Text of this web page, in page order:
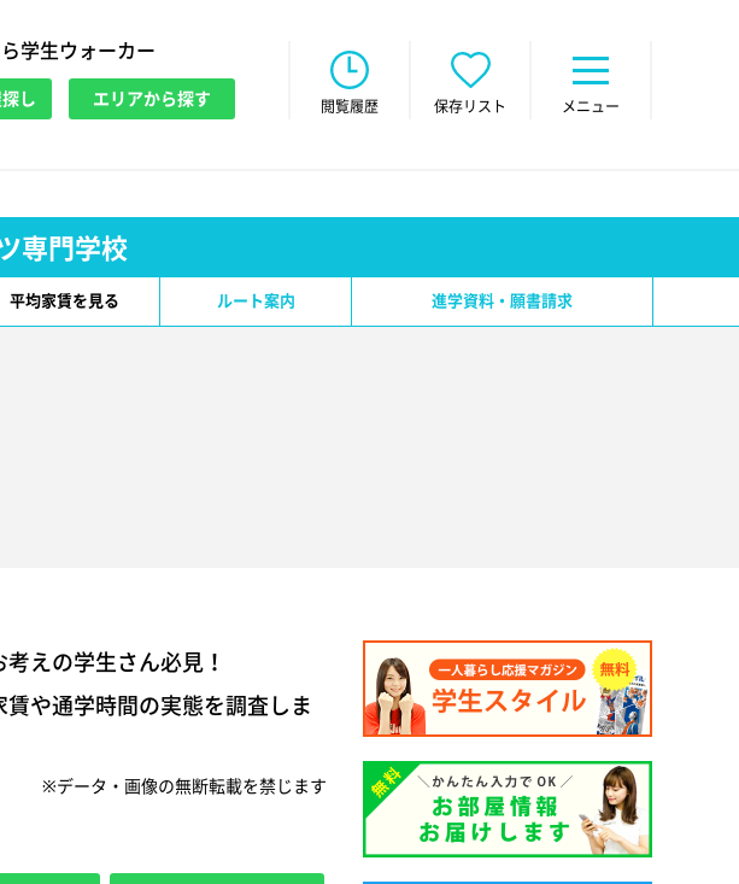
学生ウォーカー
し エリアから探す 閲覧履歴 保存リスト メニュー
専門学校
平均家賃を見る ルート案内 進学資料・願書請求
えの学生さん必見！
や通学時間の実態を調査しま
※データ・画像の無断転載を禁じます